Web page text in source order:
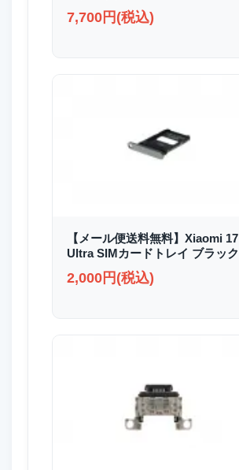
7,700円(税込)
【メール便送料無料】Xiaomi 17
Ultra SIMカードトレイ ブラック
2,000円(税込)